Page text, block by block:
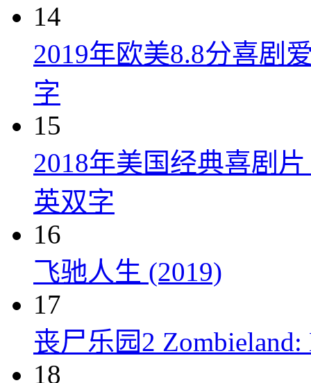
14
2019年欧美8.8分喜剧
字
15
2018年美国经典喜剧
英双字
16
飞驰人生 (2019)
17
丧尸乐园2 Zombieland:
18